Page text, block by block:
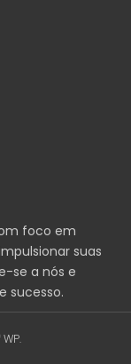
foco em
suas
se a nós e
sucesso.